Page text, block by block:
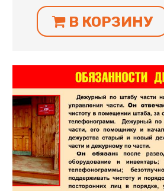
В КОРЗИНУ